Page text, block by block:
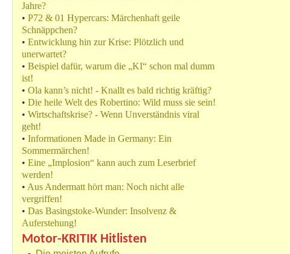
Jahre?
• P72 & 01 Hypercars: Märchenhaft geile
Schnäppchen?
• Entwicklung hin zur Krise: Plötzlich und
unerwartet?
• Beispiel dafür, warum die „KI“ schon mal dumm
ist!
• Ola kann’s nicht! - Knallt es bald richtig kräftig?
• Die heile Welt des Robertino: Wild muss sie sein!
• Wirtschaftskrise? - Wenn Unverständnis viral
geht!
• Informationen Made in Germany: Ein
Sommermärchen!
• Eine „Implosion“ kann auch zum Leserbrief
werden!
• Aus Andermatt hört man: Noch nicht alle
vergriffen!
• Das Basingstoke-Wunder: Insolvenz &
Auferstehung!
Motor-KRITIK Hitlisten